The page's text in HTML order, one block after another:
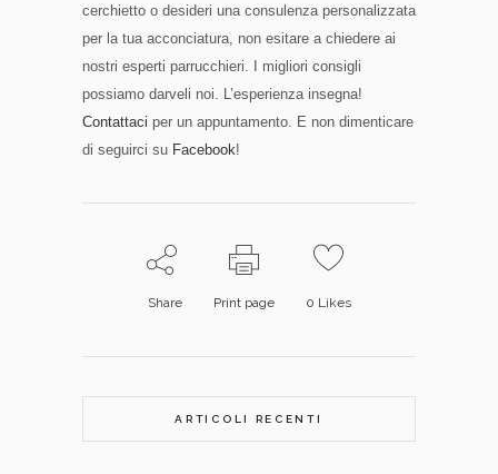
cerchietto o desideri una consulenza personalizzata
per la tua acconciatura, non esitare a chiedere ai
nostri esperti parrucchieri.
I migliori consigli
possiamo darveli noi. L’esperienza insegna!
Contattaci per un appuntamento. E non dimenticare
di seguirci su Facebook!
Share Print page 0 Likes
ARTICOLI RECENTI